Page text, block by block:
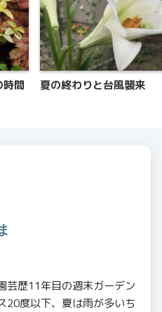
時間 夏の終わりと台風襲来
芸歴11年目の週末ガーデン
20度以下、夏は雨が多いち